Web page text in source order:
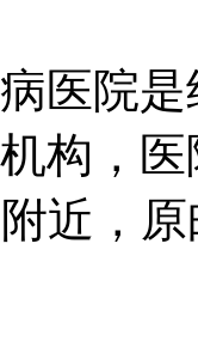
医院
构，
近，